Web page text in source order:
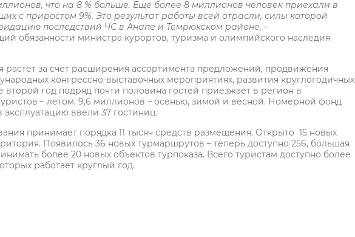
что на 8 % больше. Еще более 8 миллионов человек приехали в
с приростом 9%. Это результат работы всей отрасли, силы которой
последствий ЧС в Анапе и Темрюкском районе, –
обязанности министра курортов, туризма и олимпийского наследия
растет за счет расширения ассортимента предложений, продвижения
конгрессно-выставочных мероприятиях, развития круглогодичных
год подряд почти половина гостей приезжает в регион в
– летом, 9,6 миллионов – осенью, зимой и весной. Номерной фонд
эксплуатацию ввели 37 гостиниц.
принимает порядка 11 тысяч средств размещения. Открыто 15 новых
Появилось 36 новых турмаршрутов – теперь доступно 256, большая
более 20 новых объектов турпоказа. Всего туристам доступно более
работает круглый год.